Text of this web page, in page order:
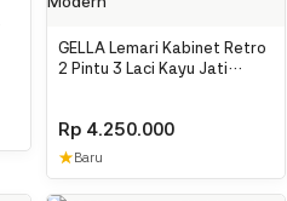
GELLA Lemari Kabinet Retro
2 Pintu 3 Laci Kayu Jati
Rp4.250.000
★Baru